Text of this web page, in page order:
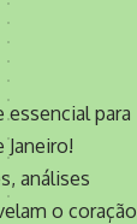
essencial para
análises
o coração